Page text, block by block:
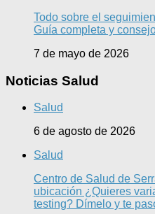
Todo sobre el
Guía completa y
7 de mayo de 2026
Noticias Salud
Salud
6 de agosto de 2026
Salud
Centro de Salud de
ubicación ¿Quieres
testing? Dímelo y te